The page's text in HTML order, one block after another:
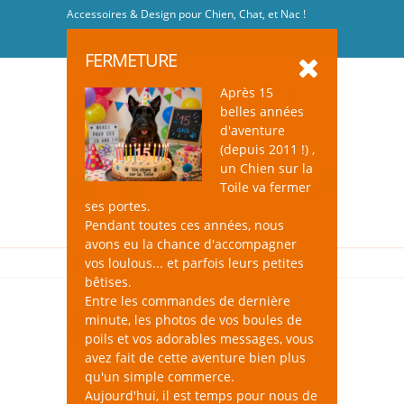
Accessoires & Design pour Chien, Chat, et Nac !
FERMETURE
Après 15
belles années
d'aventure
(depuis 2011 !) ,
un Chien sur la
Toile va fermer
ses portes.
Pendant toutes ces années, nous
avons eu la chance d'accompagner
vos loulous... et parfois leurs petites
bêtises.
Entre les commandes de dernière
minute, les photos de vos boules de
poils et vos adorables messages, vous
avez fait de cette aventure bien plus
qu'un simple commerce.
Aujourd'hui, il est temps pour nous de
Sélection Halloween
Une petite sélection d'accessoires
terriblement "scary" pour frissonner de